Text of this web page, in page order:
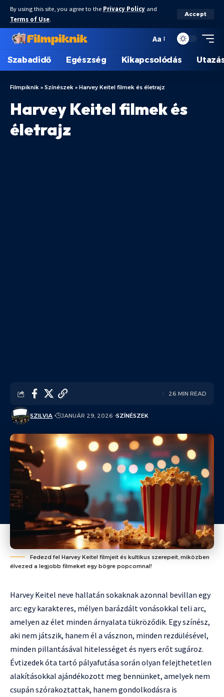
By using this site, you agree to the Privacy Policy and
Terms of Use.
Accept
Aa
Szabadidő Egészség Kikapcsolódás
Filmpiknik » Színészek » Harvey Keitel filmek és életrajz
Harvey Keitel filmek és
életrajz
SZILVIA JANUÁR 29, 2026 SZÍNÉSZEK
26 MIN READ
Fedezd fel Harvey Keitel filmjeit és kultikus szerepeit, miközben
élvezed a legjobb filmeket egy bögre popcornnal!
Harvey Keitel neve hallatán sokaknak azonnal bevillan egy
arc: egy karakteres, mélyen barázdált vonásokkal teli arc,
amelyen az élet minden árnyalata tükröződik. Egy színész,
aki nem játszik, hanem él a vásznon, minden rezdülésével,
minden pillantásával hitelességet és nyers erőt sugároz.
Évtizedek óta tartó pályafutása során olyan felejthetetlen
alakításokkal ajándékozott meg bennünket, amelyek nem
csupán szórakoztattak, hanem gondolkodásra is